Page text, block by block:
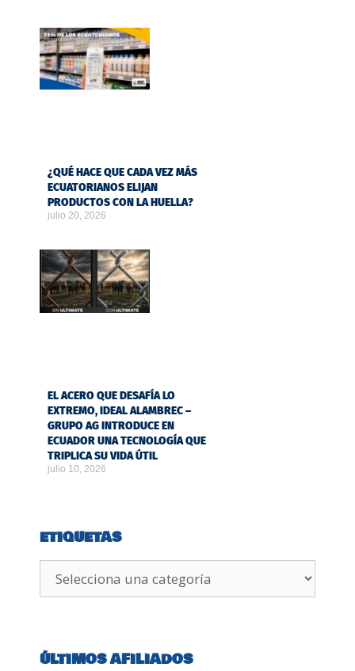
¿QUÉ HACE QUE CADA VEZ MÁS
ECUATORIANOS ELIJAN
PRODUCTOS CON LA HUELLA?
julio 20, 2026
EL ACERO QUE DESAFÍA LO
EXTREMO, IDEAL ALAMBREC –
GRUPO AG INTRODUCE EN
ECUADOR UNA TECNOLOGÍA QUE
TRIPLICA SU VIDA ÚTIL
julio 10, 2026
ETIQUETAS
ÚLTIMOS AFILIADOS